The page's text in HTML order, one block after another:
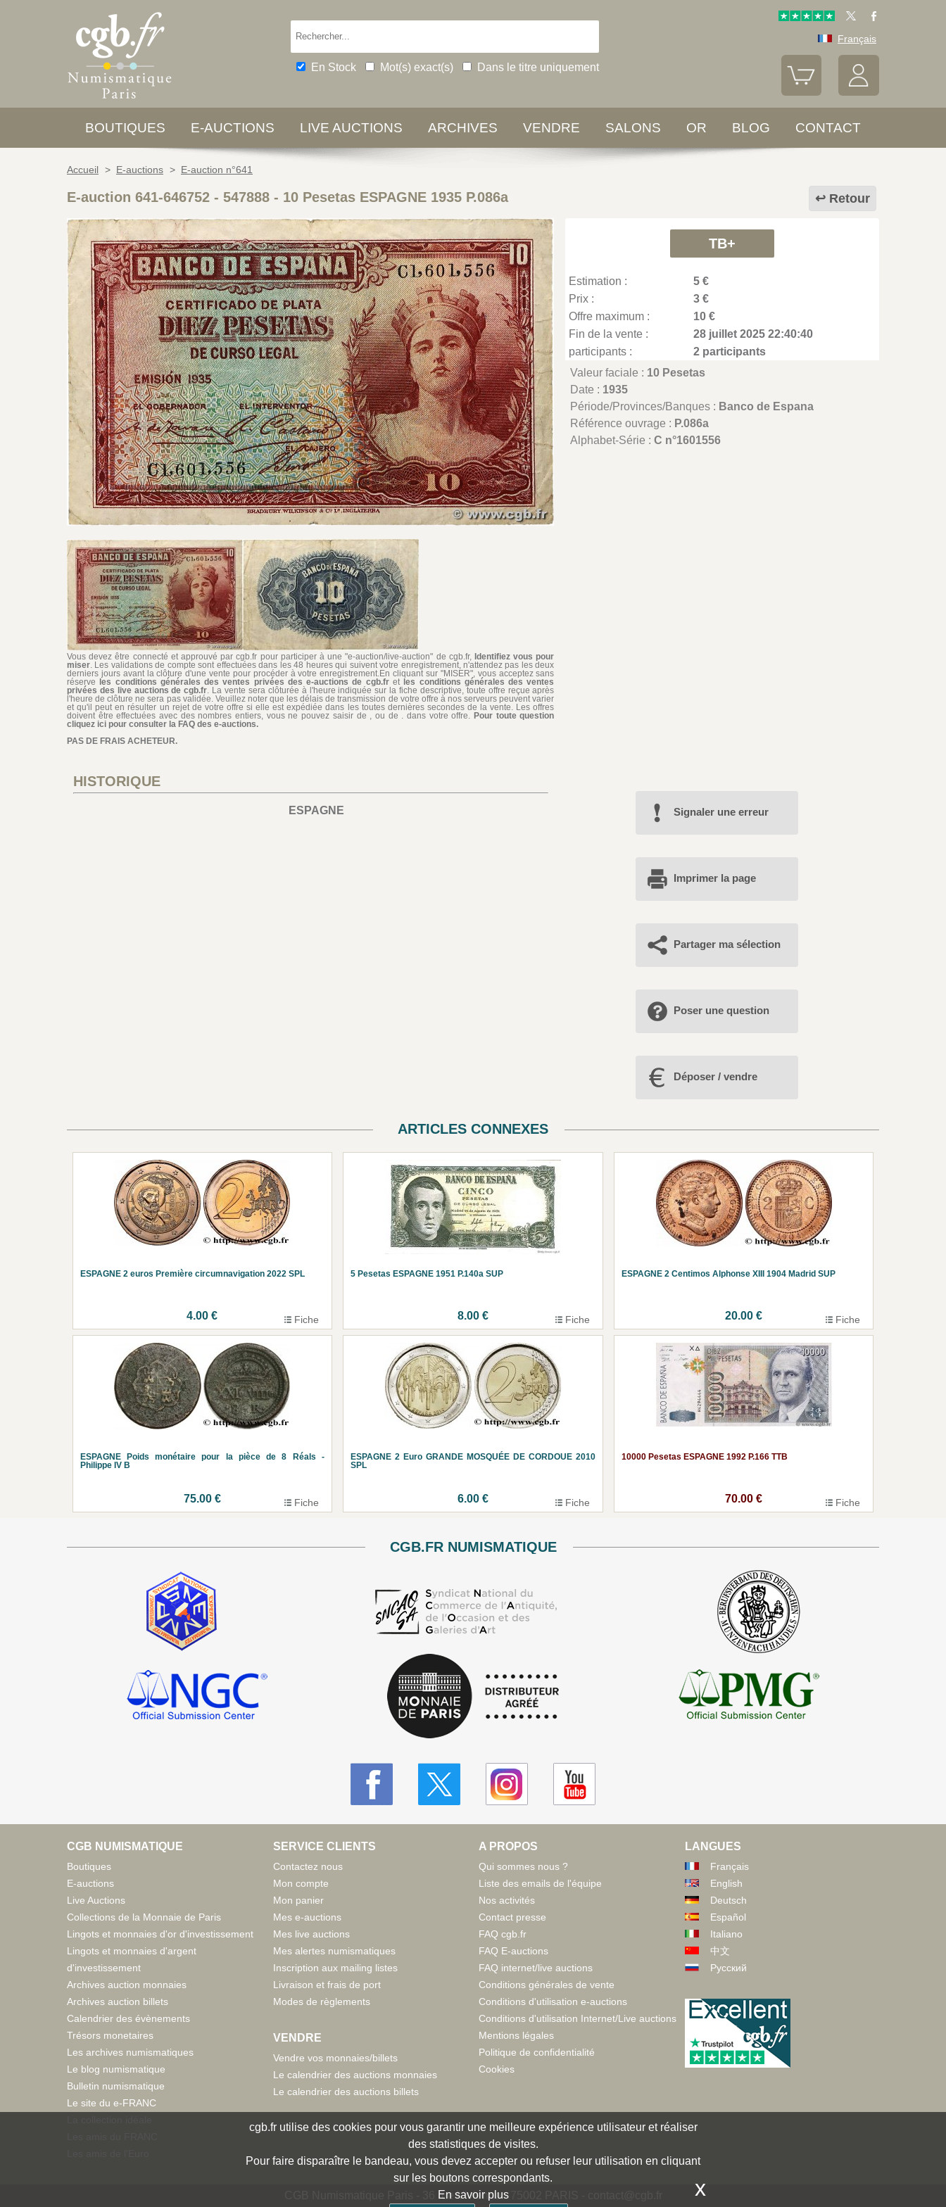
En Stock Mot(s) exact(s) Dans le titre uniquement
Français
BOUTIQUES E-AUCTIONS LIVE AUCTIONS ARCHIVES VENDRE SALONS OR BLOG CONTACT
Accueil > E-auctions > E-auction n°641
Retour
E-auction 641-646752 - 547888 - 10 Pesetas ESPAGNE 1935 P.086a
Vous devez être connecté et approuvé par cgb.fr pour participer à une "e-auction/live-auction" de cgb.fr, Identifiez vous pour
miser. Les validations de compte sont effectuées dans les 48 heures qui suivent votre enregistrement, n'attendez pas les deux
derniers jours avant la clôture d'une vente pour procéder à votre enregistrement.En cliquant sur "MISER", vous acceptez sans
réserve
les conditions générales des ventes privées des e-auctions de cgb.fret les conditions générales des ventes
privées des live auctions de cgb.fr. La vente sera clôturée à l'heure indiquée sur la fiche descriptive, toute offre reçue après
l'heure de clôture ne sera pas validée. Veuillez noter que les délais de transmission de votre offre à nos serveurs peuvent varier
et qu'il peut en résulter un rejet de votre offre si elle est expédiée dans les toutes dernières secondes de la vente. Les offres
doivent être effectuées avec des nombres entiers, vous ne pouvez saisir de , ou de . dans votre offre. Pour toute question
cliquez ici pour consulter la FAQ des e-auctions.
PAS DE FRAIS ACHETEUR.
TB+
Estimation :
5 €
Prix :
3 €
Offre maximum :
10 €
Fin de la vente :
28 juillet 2025 22:40:40
participants :
2 participants
Valeur faciale : 10 Pesetas
Date : 1935
Période/Provinces/Banques : Banco de Espana
Référence ouvrage : P.086a
Alphabet-Série :C n°1601556
HISTORIQUE
ESPAGNE Signaler une erreur
Imprimer la page
Partager ma sélection
Poser une question
Déposer / vendre
ARTICLES CONNEXES
ESPAGNE 2 euros Première circumnavigation 2022 SPL
4.00 € Fiche
5 Pesetas ESPAGNE 1951 P.140a SUP
8.00 € Fiche
ESPAGNE 2 Centimos Alphonse XIII 1904 Madrid SUP
20.00 € Fiche
ESPAGNE Poids monétaire pour la pièce de 8 Réals -
Philippe IV B
75.00 € Fiche
ESPAGNE 2 Euro GRANDE MOSQUÉE DE CORDOUE 2010
SPL
6.00 € Fiche
10000 Pesetas ESPAGNE 1992 P.166 TTB
70.00 € Fiche
CGB.FR NUMISMATIQUE
CGB NUMISMATIQUE
Boutiques
E-auctions
Live Auctions
Collections de la Monnaie de Paris
Lingots et monnaies d'or d'investissement
Lingots et monnaies d'argent
d'investissement
Archives auction monnaies
Archives auction billets
Calendrier des évènements
Trésors monetaires
Les archives numismatiques
Le blog numismatique
Bulletin numismatique
Le site du e-FRANC
SERVICE CLIENTS
Contactez nous
Mon compte
Mon panier
Mes e-auctions
Mes live auctions
Mes alertes numismatiques
Inscription aux mailing listes
Livraison et frais de port
Modes de règlements
VENDRE
Vendre vos monnaies/billets
Le calendrier des auctions monnaies
Le calendrier des auctions billets
A PROPOS
Qui sommes nous ?
Liste des emails de l'équipe
Nos activités
Contact presse
FAQ cgb.fr
FAQ E-auctions
FAQ internet/live auctions
Conditions générales de vente
Conditions d'utilisation e-auctions
Conditions d'utilisation Internet/Live auctions
Mentions légales
Politique de confidentialité
Cookies
LANGUES
Français
English
Deutsch
Español
Italiano
中文
Русский
CGB Numismatique Paris - 36 rue Vivienne - 75002 PARIS -
cgb.fr utilise des cookies pour vous garantir une meilleure expérience utilisateur et réaliser
des statistiques de visites.
Pour faire disparaître le bandeau, vous devez accepter ou refuser leur utilisation en cliquant
sur les boutons correspondants.
En savoir plus
x